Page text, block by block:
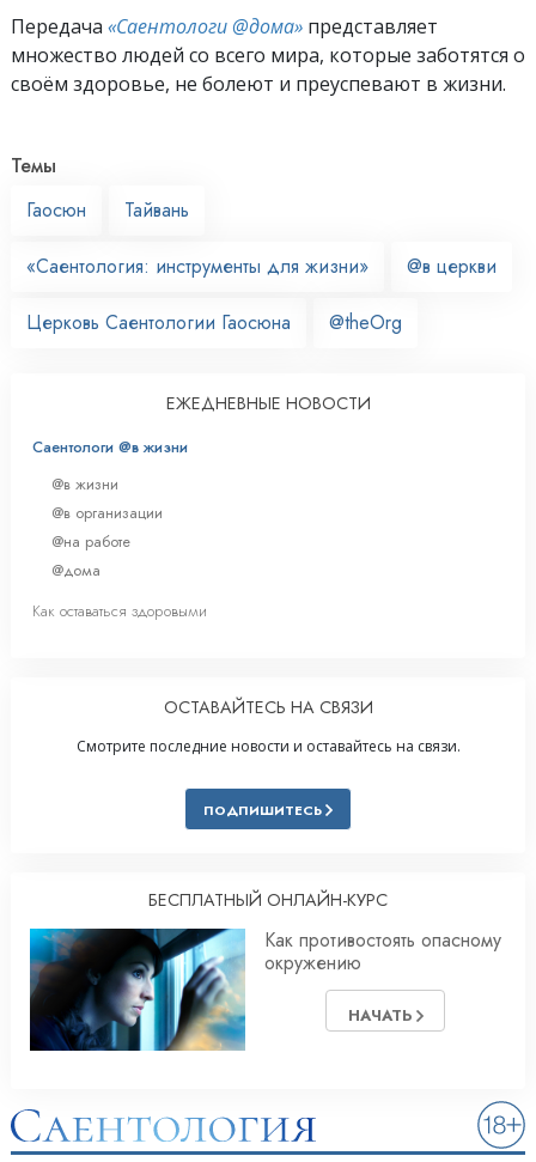
Передача «Саентологи @дома» представляет
множество людей со всего мира, которые заботятся о
своём здоровье, не болеют и преуспевают в жизни.
Темы
Гаосюн
Тайвань
«Саентология: инструменты для жизни» @в церкви
Церковь Саентологии Гаосюна @theOrg
ЕЖЕДНЕВНЫЕ НОВОСТИ
Саентологи @в жизни
@в жизни
@в организации
@на работе
@дома
Как оставаться здоровыми
ОСТАВАЙТЕСЬ НА СВЯЗИ
Смотрите последние новости и оставайтесь на связи.
ПОДПИШИТЕСЬ
БЕСПЛАТНЫЙ ОНЛАЙН-КУРС
Как противостоять опасному
окружению
НАЧАТЬ